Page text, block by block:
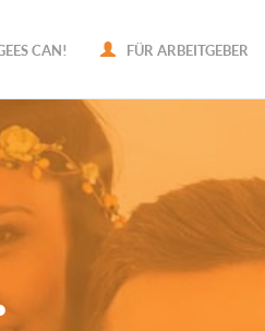
CAN! FÜR ARBEITGEBER